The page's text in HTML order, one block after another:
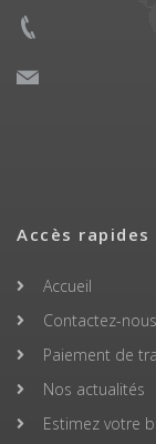
Accès rapides
Accueil
Contactez-nous
Paiement de
Nos actualités
Estimez votre